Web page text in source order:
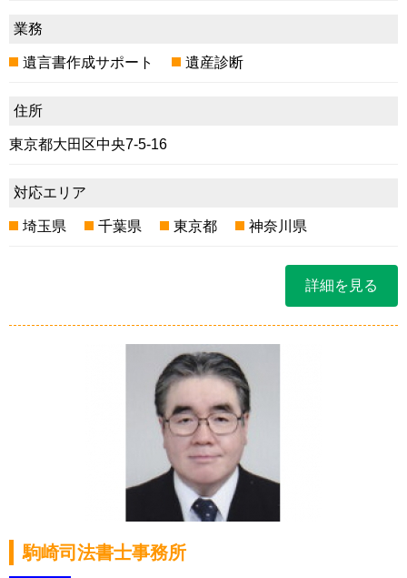
業務
遺言書作成サポート 遺産診断
住所
東京都大田区中央7-5-16
対応エリア
埼玉県 千葉県 東京都 神奈川県
詳細を見る
駒崎司法書士事務所